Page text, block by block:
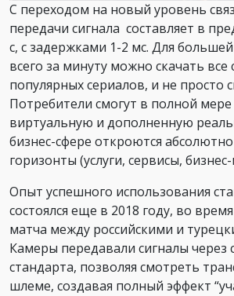
С переходом на новый уровень
передачи сигнала составляет в
с, с задержками 1-2 мс. Для
всего за минуту можно скачать
популярных сериалов, и не просто
Потребители смогут в полной мере
виртуальную и дополненную
бизнес-сфере откроются
горизонты (услуги, сервисы,
Опыт успешного использования
состоялся еще в 2018 году, во
матча между российскими и
Камеры передавали сигналы через
стандарта, позволяя смотреть
шлеме, создавая полный эффект